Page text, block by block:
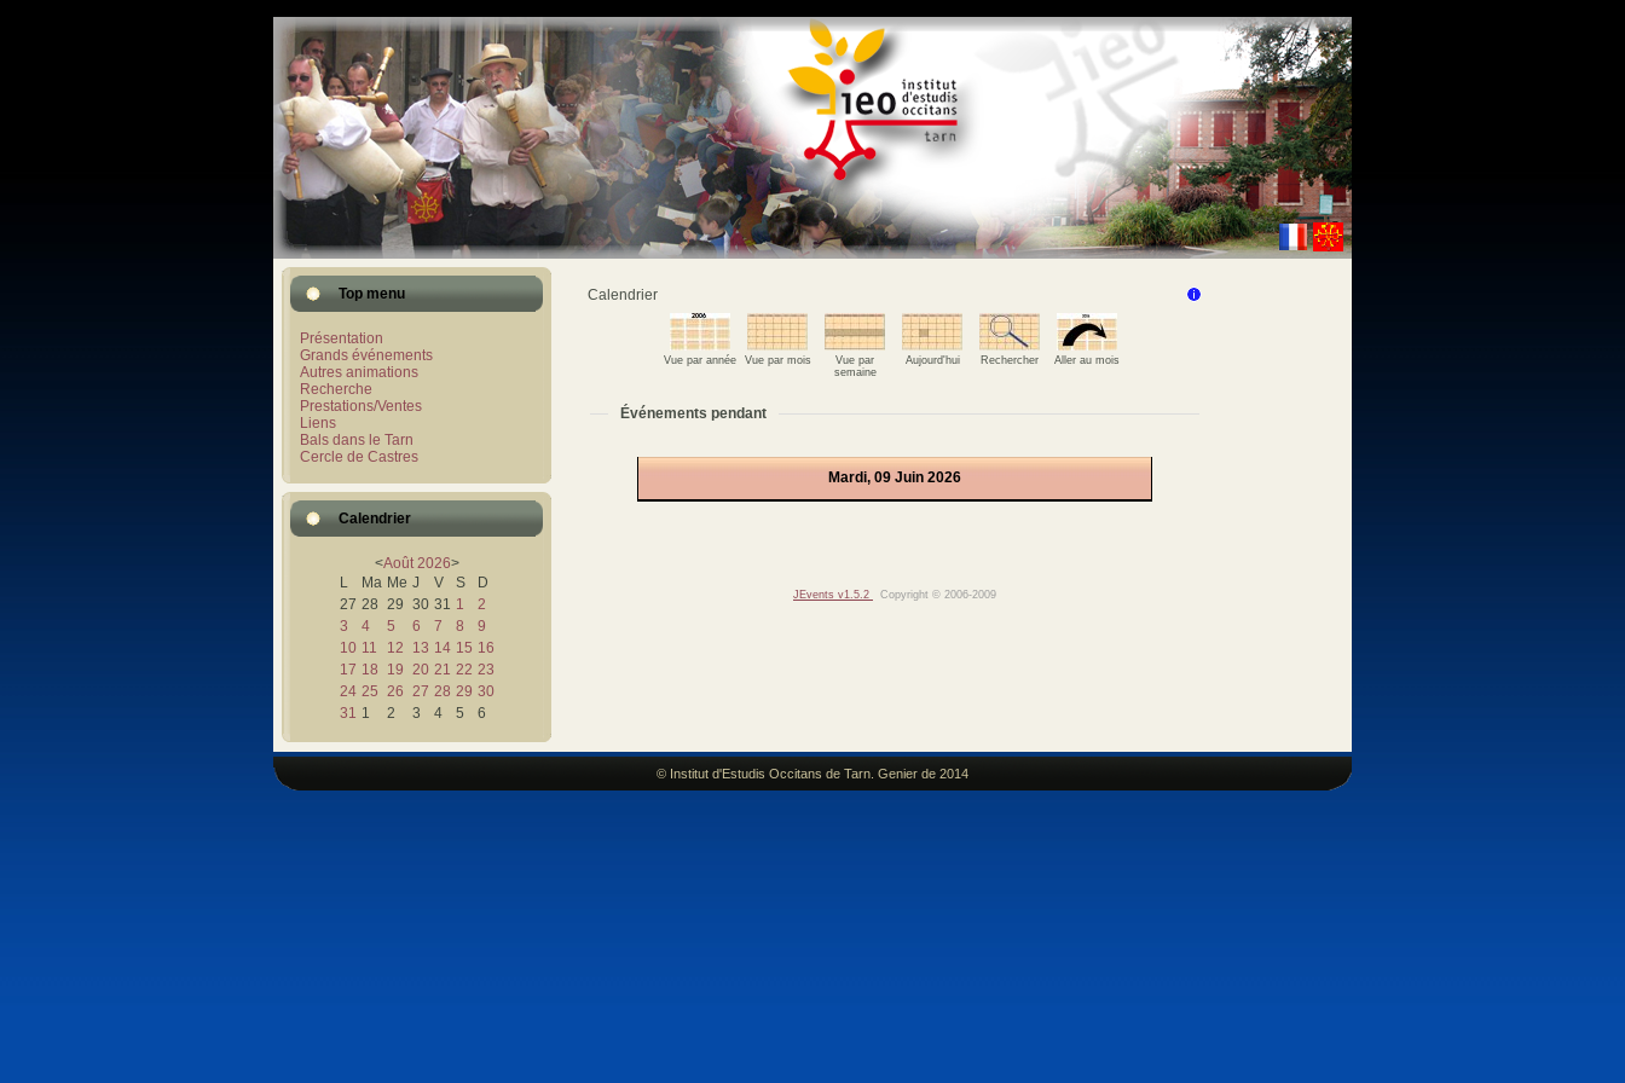
Top menu
Présentation
Grands événements
Autres animations
Recherche
Prestations/Ventes
Liens
Bals dans le Tarn
Cercle de Castres
Calendrier
<Août 2026>
L
Ma Me J V S
D
27 28 29 30 31 1
2
3
4 5 6 7 8
9
10 11 12 13 14 15 16
17 18 19 20 21 22 23
24 25 26 27 28 29 30
31 1 2 3 4 5 6
Calendrier
Vue par année Vue par mois
Vue par
semaine
Aujourd'hui Rechercher Aller au mois
Événements pendant
Mardi, 09 Juin 2026
JEvents v1.5.2 Copyright © 2006-2009
© Institut d'Estudis Occitans de Tarn. Genier de 2014